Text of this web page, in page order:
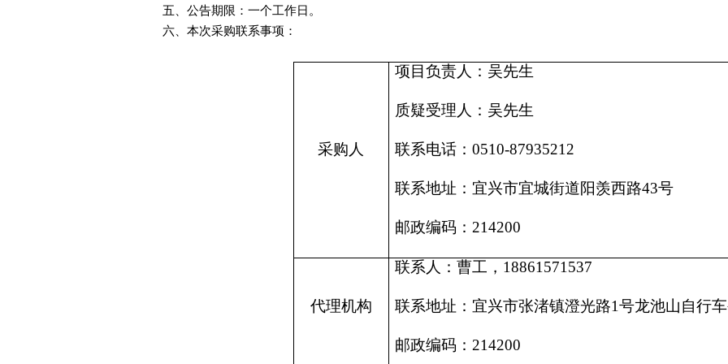
五、公告期限：一个工作日。
六、本次采购联系事项：
采购人
项目负责人：吴先生
质疑受理人：吴先生
联系电话： 0510-87935212
联系地址：宜兴市宜城街道阳羡西路43号
邮政编码： 214200
代理机构
联系人：曹工， 18861571537
联系地址：宜兴市张渚镇澄光路1号龙池山自行
邮政编码： 214200